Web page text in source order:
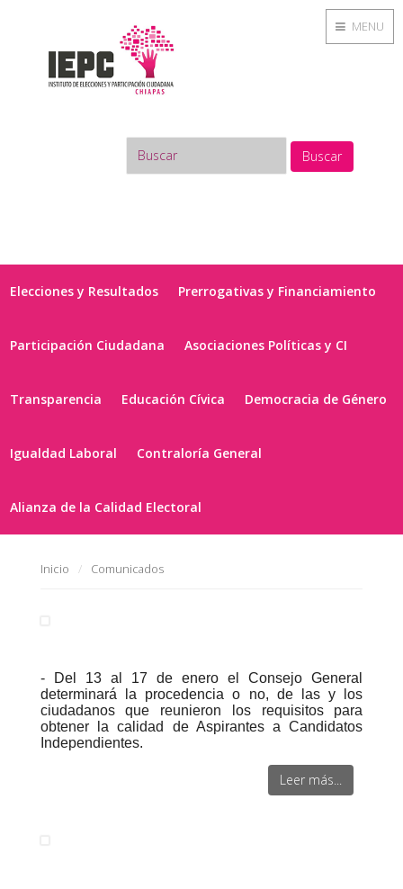
Buscar
Elecciones y Resultados Prerrogativas y Financiamiento
Participación Ciudadana Asociaciones Políticas y CI
Transparencia Educación Cívica Democracia de Género
Igualdad Laboral Contraloría General
Alianza de la Calidad Electoral
Inicio Comunicados
- Del 13 al 17 de enero el Consejo General
determinará la procedencia o no, de las y los
ciudadanos que reunieron los requisitos para
obtener la calidad de Aspirantes a Candidatos
Independientes.
Leer más...
MENU